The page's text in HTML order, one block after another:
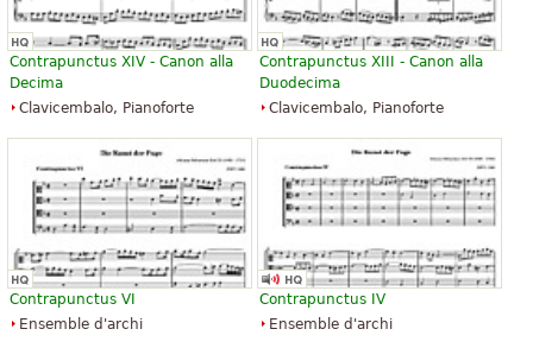
Contrapunctus XIV - Canon alla
Decima
Clavicembalo, Pianoforte
Contrapunctus XIII - Canon alla
Duodecima
Clavicembalo, Pianoforte
Contrapunctus VI
Ensemble d'archi
Contrapunctus IV
Ensemble d'archi